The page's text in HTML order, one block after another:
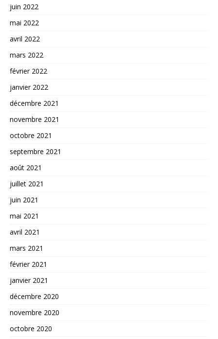
juin 2022
mai 2022
avril 2022
mars 2022
février 2022
janvier 2022
décembre 2021
novembre 2021
octobre 2021
septembre 2021
août 2021
juillet 2021
juin 2021
mai 2021
avril 2021
mars 2021
février 2021
janvier 2021
décembre 2020
novembre 2020
octobre 2020